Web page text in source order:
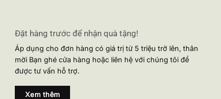
Đặt hàng trước để nhận quà tặng!
Áp dụng cho đơn hàng có giá trị từ 5 triệu trở lên, thân
mời Bạn ghé cửa hàng hoặc liên hệ với chúng tôi để
được tư vấn hỗ trợ.
Xem thêm